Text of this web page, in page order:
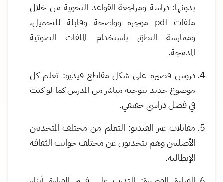
بدونها: دراسة ومراجعة القواعد النحوية من خلال
ملفات pdf موجزة وواضحة وقابلة للتحميل،
وممارسة النطق باستخدام الملفات الصوتية
المدمجة.
دروس قصيرة على شكل مقاطع فيديو: تعلم كل
موضوع جديد بتوجيه مباشر من المدرس كما لو كنت
في فصل دراسي حقيقي.
مقابلات عبر الفيديو: التعلم من مختلف المتحدثين
الأصليين وهم يتحدثون عن مختلف جوانب الثقافة
الإيطالية.